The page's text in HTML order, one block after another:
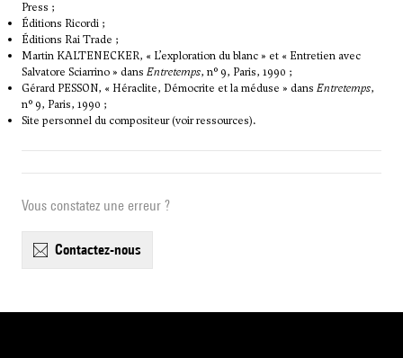
Press ;
Éditions Ricordi ;
Éditions Rai Trade ;
Martin KALTENECKER, « L’exploration du blanc » et « Entretien avec
Salvatore Sciarrino » dans Entretemps, n° 9, Paris, 1990 ;
Gérard PESSON, « Héraclite, Démocrite et la méduse » dans Entretemps,
n° 9, Paris, 1990 ;
Site personnel du compositeur (voir ressources).
Vous constatez une erreur ?
contactez-nous